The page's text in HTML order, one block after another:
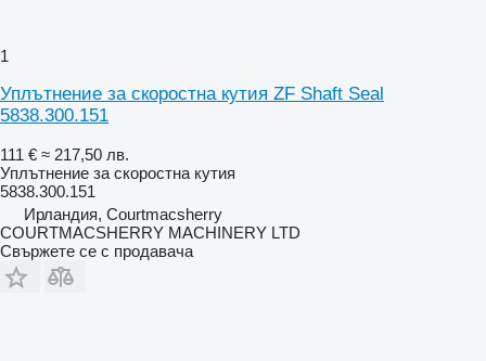
1
Уплътнение за скоростна кутия ZF Shaft Seal
5838.300.151
111 € ≈ 217,50 лв.
Уплътнение за скоростна кутия
5838.300.151
Ирландия, Courtmacsherry
COURTMACSHERRY MACHINERY LTD
Свържете се с продавача